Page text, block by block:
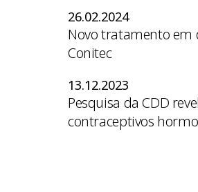
26.02.2024
Novo tratamento em
Conitec
13.12.2023
Pesquisa da CDD
contraceptivos